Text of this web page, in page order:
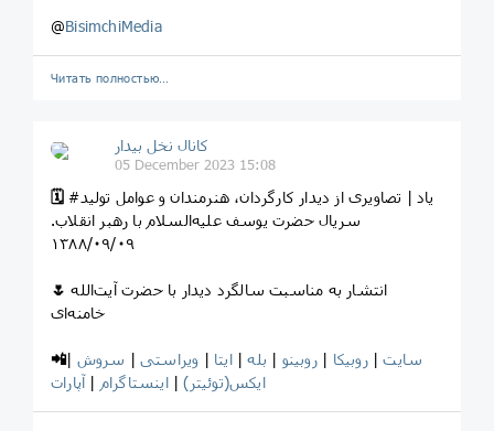
@BisimchiMedia
Читать полностью…
کانال نخل بیدار
05 December 2023 15:08
🗓 #یاد | تصاویری از دیدار کارگردان، هنرمندان و عوامل تولید
سریال حضرت یوسف علیه‌السلام با رهبر انقلاب.
۱۳۸۸/۰۹/۰۹
🌷 انتشار به مناسبت سالگرد دیدار با حضرت آیت‌الله
خامنه‌ای
📲 سایت|روبیکا |روبینو بله|ایتا ویراستی| سروش
ایکس(توئیتر)|اینستاگرام آپارات